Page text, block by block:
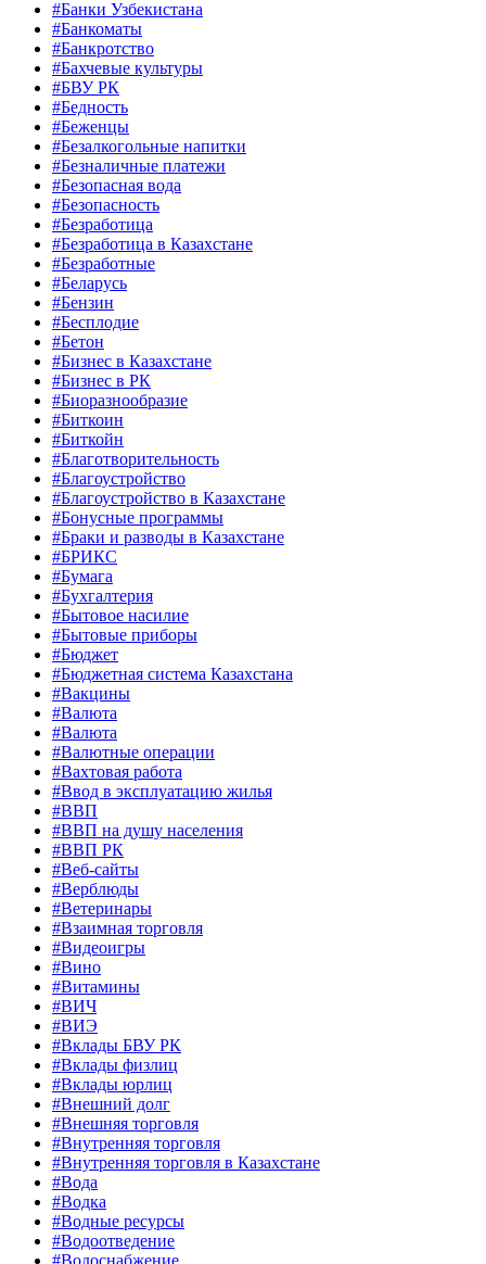
#Банки Узбекистана
#Банкоматы
#Банкротство
#Бахчевые культуры
#БВУ РК
#Бедность
#Беженцы
#Безалкогольные напитки
#Безналичные платежи
#Безопасная вода
#Безопасность
#Безработица
#Безработица в Казахстане
#Безработные
#Беларусь
#Бензин
#Бесплодие
#Бетон
#Бизнес в Казахстане
#Бизнес в РК
#Биоразнообразие
#Биткоин
#Биткойн
#Благотворительность
#Благоустройство
#Благоустройство в Казахстане
#Бонусные программы
#Браки и разводы в Казахстане
#БРИКС
#Бумага
#Бухгалтерия
#Бытовое насилие
#Бытовые приборы
#Бюджет
#Бюджетная система Казахстана
#Вакцины
#Валюта
#Валюта
#Валютные операции
#Вахтовая работа
#Ввод в эксплуатацию жилья
#ВВП
#ВВП на душу населения
#ВВП РК
#Веб-сайты
#Верблюды
#Ветеринары
#Взаимная торговля
#Видеоигры
#Вино
#Витамины
#ВИЧ
#ВИЭ
#Вклады БВУ РК
#Вклады физлиц
#Вклады юрлиц
#Внешний долг
#Внешняя торговля
#Внутренняя торговля
#Внутренняя торговля в Казахстане
#Вода
#Водка
#Водные ресурсы
#Водоотведение